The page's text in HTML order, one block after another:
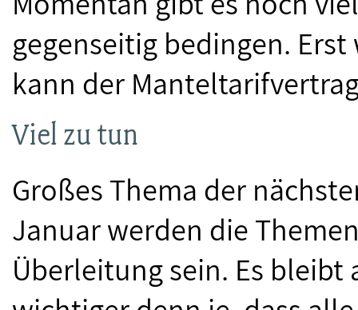
gegenseitig bedingen.
kann der
Viel zu tun
Großes Thema der
Januar werden die
Überleitung sein. Es bleibt